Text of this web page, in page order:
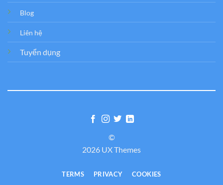
Blog
Liên hệ
Tuyển dụng
©
2026 UX Themes
TERMS PRIVACY COOKIES